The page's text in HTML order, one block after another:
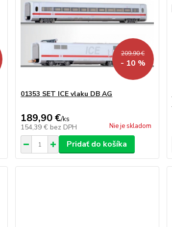
209,90 €
- 10 %
01353 SET ICE vlaku DB AG
189,90 €/ks
154,39 € bez DPH Nie je skladom
Pridať do košíka